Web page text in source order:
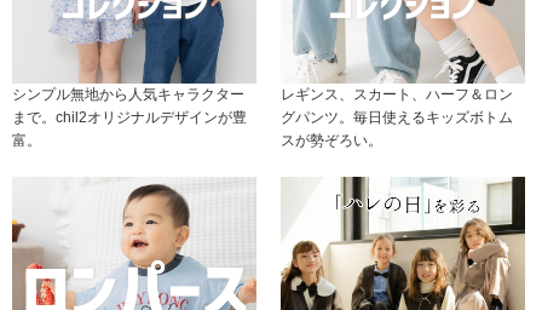
シンプル無地から人気キャラクター
まで。chil2オリジナルデザインが豊
富。
レギンス、スカート、ハーフ＆ロン
グパンツ。毎日使えるキッズボトム
スが勢ぞろい。